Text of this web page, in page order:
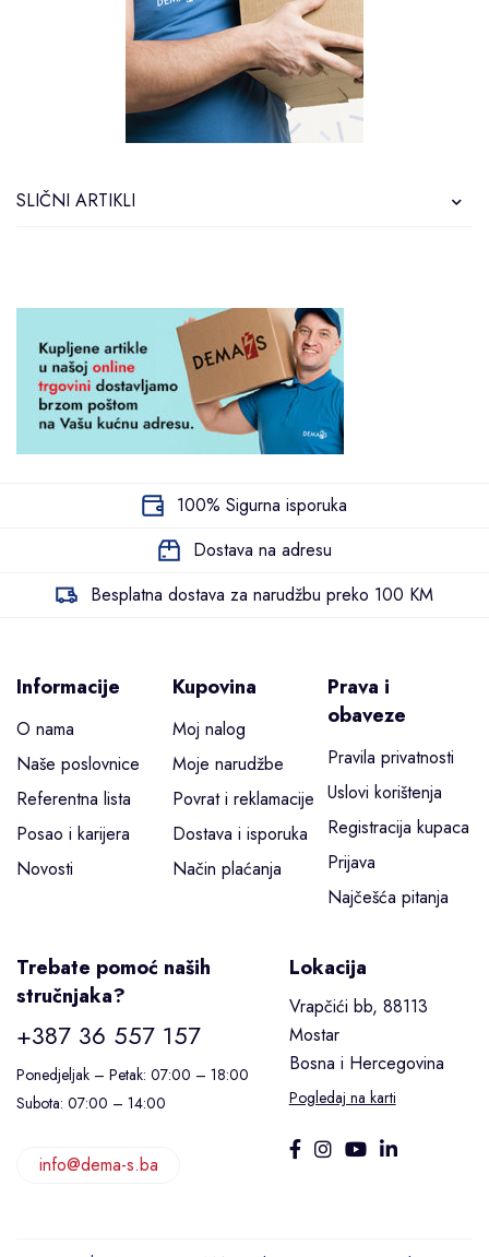
SLIČNI ARTIKLI
100% Sigurna isporuka
Dostava na adresu
Besplatna dostava za narudžbu preko 100 KM
Informacije
O nama
Naše poslovnice
Referentna lista
Posao i karijera
Novosti
Kupovina
Moj nalog
Moje narudžbe
Povrat i reklamacije
Dostava i isporuka
Način plaćanja
Prava i
obaveze
Pravila privatnosti
Uslovi korištenja
Registracija kupaca
Prijava
Najčešća pitanja
Trebate pomoć naših
stručnjaka?
+387 36 557 157
Ponedjeljak – Petak: 07:00 – 18:00
Subota: 07:00 – 14:00
info@dema-s.ba
Lokacija
Vrapčići bb, 88113
Mostar
Bosna i Hercegovina
Pogledaj na karti